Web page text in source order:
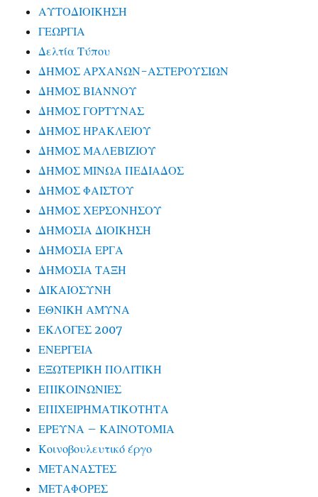
ΑΥΤΟΔΙΟΙΚΗΣΗ
ΓΕΩΡΓΙΑ
Δελτία Τύπου
ΔΗΜΟΣ ΑΡΧΑΝΩΝ-ΑΣΤΕΡΟΥΣΙΩΝ
ΔΗΜΟΣ ΒΙΑΝΝΟΥ
ΔΗΜΟΣ ΓΟΡΤΥΝΑΣ
ΔΗΜΟΣ ΗΡΑΚΛΕΙΟΥ
ΔΗΜΟΣ ΜΑΛΕΒΙΖΙΟΥ
ΔΗΜΟΣ ΜΙΝΩΑ ΠΕΔΙΑΔΟΣ
ΔΗΜΟΣ ΦΑΙΣΤΟΥ
ΔΗΜΟΣ ΧΕΡΣΟΝΗΣΟΥ
ΔΗΜΟΣΙΑ ΔΙΟΙΚΗΣΗ
ΔΗΜΟΣΙΑ ΕΡΓΑ
ΔΗΜΟΣΙΑ ΤΑΞΗ
ΔΙΚΑΙΟΣΥΝΗ
ΕΘΝΙΚΗ ΑΜΥΝΑ
ΕΚΛΟΓΕΣ 2007
ΕΝΕΡΓΕΙΑ
ΕΞΩΤΕΡΙΚΗ ΠΟΛΙΤΙΚΗ
ΕΠΙΚΟΙΝΩΝΙΕΣ
ΕΠΙΧΕΙΡΗΜΑΤΙΚΟΤΗΤΑ
ΕΡΕΥΝΑ – ΚΑΙΝΟΤΟΜΙΑ
Κοινοβουλευτικό έργο
ΜΕΤΑΝΑΣΤΕΣ
ΜΕΤΑΦΟΡΕΣ